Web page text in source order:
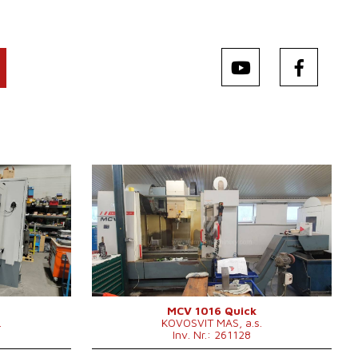
x 600 mm
/min.
.
3000 x
Baujahr:
Kontrollsystem
ja
Steuerung Heidenhain
TNC 530
Aufspanntischfläche
1300 x 600
mm
X Weg
1016 mm
Y Weg
610 mm
Z Weg
710 mm
0 - 10000
Anzahl der Achsen
3
Druck der IKZ
bar
MCV 1016 Quick
KOVOSVIT MAS, a.s.
Inv. Nr.: 261128